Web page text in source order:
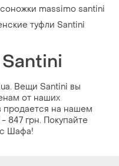
massimo santini
туфли Santini
Вещи Santini вы
от наших
продается на нашем
847 грн. Покупайте
Шафа!